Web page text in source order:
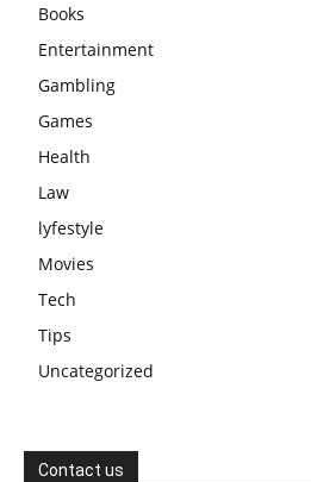
Books
Entertainment
Gambling
Games
Health
Law
lyfestyle
Movies
Tech
Tips
Uncategorized
Contact us